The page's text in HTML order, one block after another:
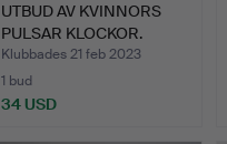
UTBUD AV KVINNORS
PULSAR KLOCKOR.
Klubbades 21 feb 2023
1 bud
34 USD